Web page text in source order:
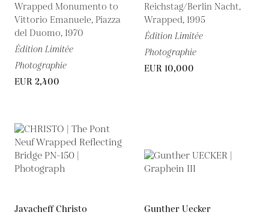
Wrapped Monumento to
Vittorio Emanuele, Piazza
del Duomo, 1970
Édition Limitée
Photographie
EUR 2,400
Reichstag/Berlin Nacht,
Wrapped, 1995
Édition Limitée
Photographie
EUR 10,000
Javacheff Christo
Gunther Uecker